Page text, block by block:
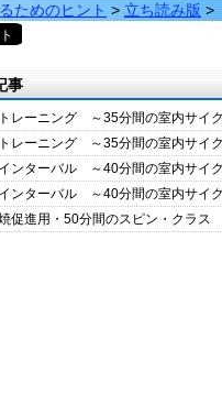
ためのヒント > 立ち読み版 >
事
レーニング ～35分間の室内サイ
レーニング ～35分間の室内サイ
ンターバル ～40分間の室内サイ
ンターバル ～40分間の室内サイ
促進用・50分間のスピン・クラス